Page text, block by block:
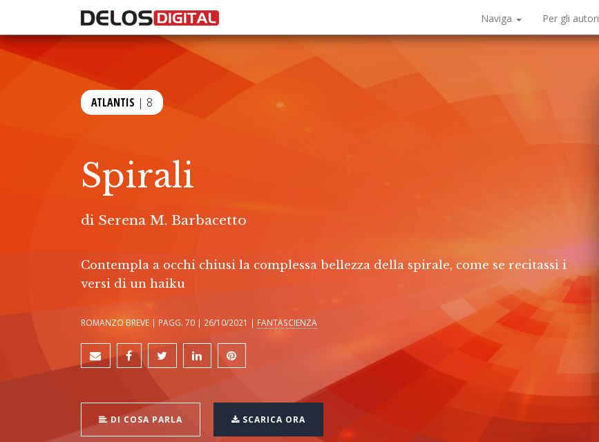
Naviga Per gli autori
ATLANTIS | 8
Spirali
di Serena M. Barbacetto
Contempla a occhi chiusi la complessa bellezza della spirale, come se recitassi i
versi di un haiku
ROMANZO BREVE | PAGG. 70 | 26/10/2021 | FANTASCIENZA
DI COSA PARLA SCARICA ORA